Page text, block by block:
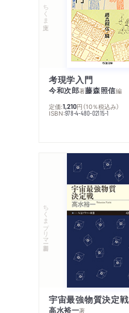
ちくま文庫
考現学入門
今和次郎著藤森照信編
定価:1,210円 （10％税込み）
ISBN:978-4-480-02115-1
ちくまプリマー新書
宇宙最強物質決定戦
高水裕一著